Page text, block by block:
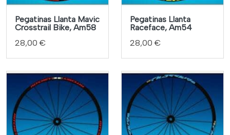
Pegatinas Llanta Mavic
Crosstrail Bike, Am58
28,00 €
Pegatinas Llanta
Raceface, Am54
28,00 €